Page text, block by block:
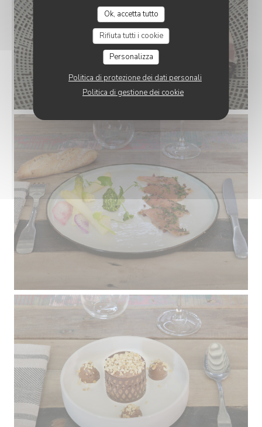
Ok, accetta tutto
Rifiuta tutti i cookie
Personalizza
Politica di protezione dei dati personali
Politica di gestione dei cookie